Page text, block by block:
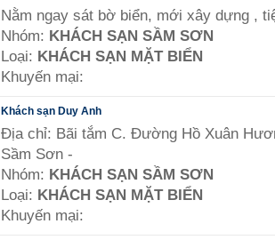
Nằm ngay sát bờ biển, mới xây dựng ,
Nhóm: KHÁCH SẠN SẦM SƠN
Loại: KHÁCH SẠN MẶT BIỂN
Khuyến mại:
Khách sạn Duy Anh
Địa chỉ: Bãi tắm C. Đường Hồ Xuân
Sầm Sơn -
Nhóm: KHÁCH SẠN SẦM SƠN
Loại: KHÁCH SẠN MẶT BIỂN
Khuyến mại: